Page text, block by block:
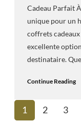
Cadeau Parfait
unique pour un
coffrets
excellente
destinataire.
Continue Reading
1 2 3